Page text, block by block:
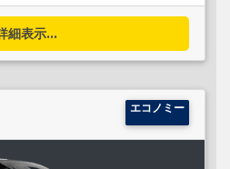
細表示...
エコノミー